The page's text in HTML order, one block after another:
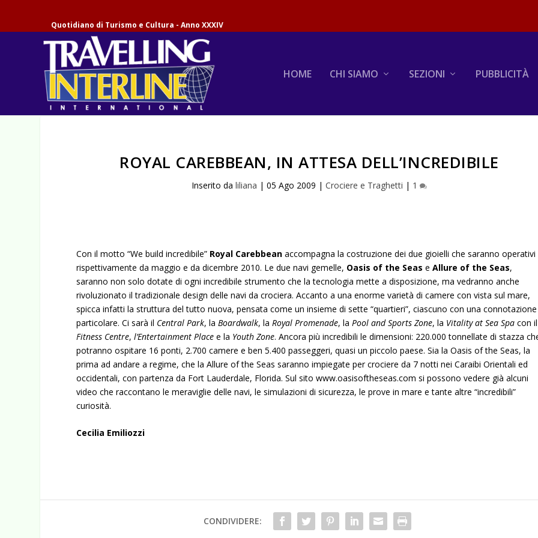
Quotidiano di Turismo e Cultura - Anno XXXIV
HOME CHI SIAMO SEZIONI PUBBLICITÀ
ROYAL CAREBBEAN, IN ATTESA DELL’INCREDIBILE
Inserito da liliana | 05 Ago 2009 | Crociere e Traghetti | 1
Con il motto “We build incredibile” Royal Carebbean accompagna la costruzione dei due gioielli che saranno operativi
rispettivamente da maggio e da dicembre 2010. Le due navi gemelle, Oasis of the Seas eAllure of the Seas,
saranno non solo dotate di ogni incredibile strumento che la tecnologia mette a disposizione, ma vedranno anche
rivoluzionato il tradizionale design delle navi da crociera. Accanto a una enorme varietà di camere con vista sul mare,
spicca infatti la struttura del tutto nuova, pensata come un insieme di sette “quartieri”, ciascuno con una connotazione
particolare. Ci sarà il Central Park, la Boardwalk, la Royal Promenade, la Pool and Sports Zone, la Vitalityat Sea Spa con
Fitness Centre,l’Entertainment Place e la Youth Zone. Ancora più incredibili le dimensioni: 220.000 tonnellate di stazza
potranno ospitare 16 ponti, 2.700 camere e ben 5.400 passeggeri, quasi un piccolo paese. Sia la Oasis of the Seas, la
prima ad andare a regime, che la Allure of the Seas saranno impiegate per crociere da 7 notti nei Caraibi Orientali ed
occidentali, con partenza da Fort Lauderdale, Florida. Sul sitowww.oasisoftheseas.com si possono vedere già alcuni
video che raccontano le meraviglie delle navi, le simulazioni di sicurezza, le prove in mare e tante altre “incredibili”
curiosità.
Cecilia Emiliozzi
CONDIVIDERE: